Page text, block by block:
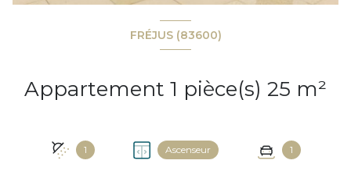
FRÉJUS (83600)
Appartement 1 pièce(s) 25 m²
1 Ascenseur 1